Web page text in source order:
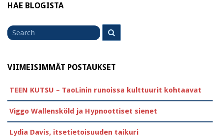
HAE BLOGISTA
Search
for
VIIMEISIMMÄT POSTAUKSET
TEEN KUTSU – TaoLinin runoissa kulttuurit kohtaavat
Viggo Wallensköld ja Hypnoottiset sienet
Lydia Davis, itsetietoisuuden taikuri